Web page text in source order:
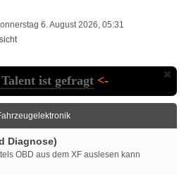
6. August 2026, 05:31
ist gefragt <-
Diagnose)
OBD aus dem XF auslesen kann